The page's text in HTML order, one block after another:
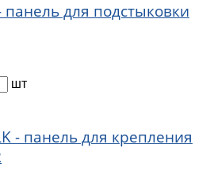
панель для подстыковки
шт
- панель для крепления